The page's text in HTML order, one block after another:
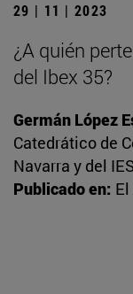
29 | 11 | 2023
¿A quién
del Ibex 35?
Germán López
Catedrático de
Navarra y del
Publicado en: